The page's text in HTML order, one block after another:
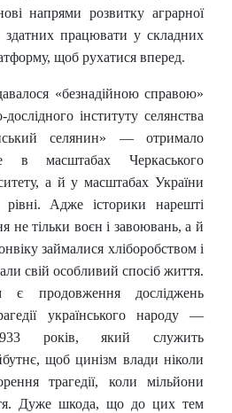
напрями розвитку аграрної
здатних працювати у складних
щоб рухатися вперед.
«безнадійною справою»
інституту селянства
селянин» — отримало
масштабах Черкаського
а й у масштабах України
Адже історики нарешті
не тільки воєн і завоювань, а й
займалися хліборобством і
свій особливий спосіб життя.
є продовження досліджень
українського народу —
років, який служить
щоб цинізм влади ніколи
трагедії, коли мільйони
Дуже шкода, що до цих тем